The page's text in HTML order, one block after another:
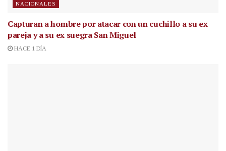
NACIONALES
Capturan a hombre por atacar con un cuchillo a su ex
pareja y a su ex suegra San Miguel
HACE 1 DÍA